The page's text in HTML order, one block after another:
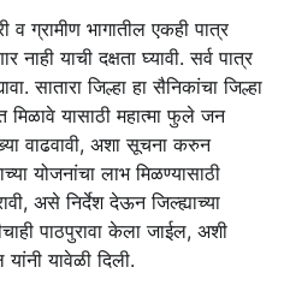
व ग्रामीण भागातील एकही पात्र
नाही याची दक्षता घ्यावी. सर्व पात्र
सातारा जिल्हा हा सैनिकांचा जिल्हा
यासाठी महात्मा फुले जन
वाढवावी, अशा सूचना करुन
योजनांचा लाभ मिळण्यासाठी
असे निर्देश देऊन जिल्ह्याच्या
पाठपुरावा केला जाईल, अशी
यांनी यावेळी दिली.